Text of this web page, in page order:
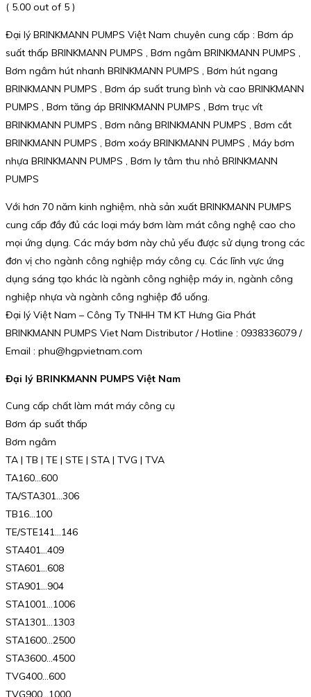
( 5.00 out of 5 )
Đại lý BRINKMANN PUMPS Việt Nam chuyên cung cấp : Bơm áp
suất thấp BRINKMANN PUMPS , Bơm ngâm BRINKMANN PUMPS ,
Bơm ngâm hút nhanh BRINKMANN PUMPS , Bơm hút ngang
BRINKMANN PUMPS , Bơm áp suất trung bình và cao BRINKMANN
PUMPS , Bơm tăng áp BRINKMANN PUMPS , Bơm trục vít
BRINKMANN PUMPS , Bơm nâng BRINKMANN PUMPS , Bơm cắt
BRINKMANN PUMPS , Bơm xoáy BRINKMANN PUMPS , Máy bơm
nhựa BRINKMANN PUMPS , Bơm ly tâm thu nhỏ BRINKMANN
PUMPS
Với hơn 70 năm kinh nghiệm, nhà sản xuất BRINKMANN PUMPS
cung cấp đầy đủ các loại máy bơm làm mát công nghệ cao cho
mọi ứng dụng. Các máy bơm này chủ yếu được sử dụng trong các
đơn vị cho ngành công nghiệp máy công cụ. Các lĩnh vực ứng
dụng sáng tạo khác là ngành công nghiệp máy in, ngành công
nghiệp nhựa và ngành công nghiệp đồ uống.
Đại lý Việt Nam – Công Ty TNHH TM KT Hưng Gia Phát
BRINKMANN PUMPS Viet Nam Distributor / Hotline : 0938336079 /
Email : phu@hgpvietnam.com
Đại lý BRINKMANN PUMPS Việt Nam
Cung cấp chất làm mát máy công cụ
Bơm áp suất thấp
Bơm ngâm
TA | TB | TE | STE | STA | TVG | TVA
TA160…600
TA/STA301…306
TB16…100
TE/STE141…146
STA401…409
STA601…608
STA901…904
STA1001…1006
STA1301…1303
STA1600…2500
STA3600…4500
TVG400…600
TVG900…1000